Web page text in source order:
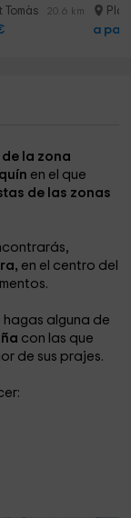
Tomàs 20.6 km
a
la zona
en el que
de las zonas
en el centro del
hagas alguna de
con las que
de sus prajes.